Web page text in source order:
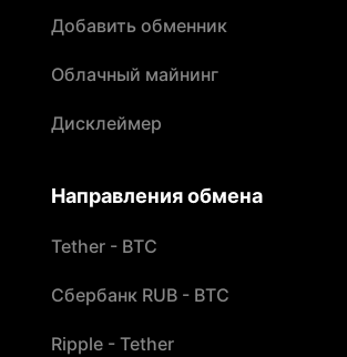
Добавить обменник
Облачный майнинг
Дисклеймер
Направления обмена
Tether - BTC
Сбербанк RUB - BTC
Ripple - Tether